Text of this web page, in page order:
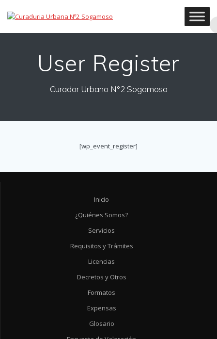
to
User Register
Curador Urbano N°2 Sogamoso
[wp_event_register]
Inicio
¿Quiénes Somos?
Servicios
Requisitos y Trámites
Licencias
Decretos y Otros
Formatos
Expensas
Glosario